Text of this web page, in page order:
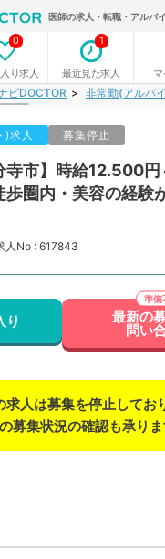
医師の求人・転職・アルバ
り求人
0
最近見た求人
1
ビDOCTOR 非常勤(アルバ
)求人 募集停止
寺市】時給12.500
歩圏内・美容の経験
人No : 617843
り 最新の
問い
求人は募集を停止してお
募集状況の確認も承りま